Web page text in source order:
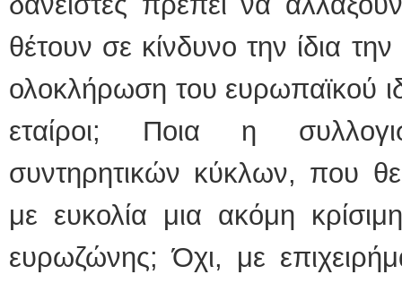
θέτουν σε κίνδυνο την ίδια
ολοκλήρωση του ευρωπαϊκού
εταίροι; Ποια η
συντηρητικών κύκλων, που
με ευκολία μια ακόμη
ευρωζώνης; Όχι, με